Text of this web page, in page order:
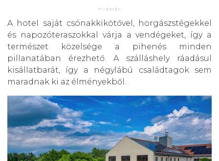
A hotel saját csónakkikötővel, horgászstégekkel
és napozóteraszokkal várja a vendégeket, így a
természet közelsége a pihenés minden
pillanatában érezhető. A szálláshely ráadásul
kisállatbarát, így a négylábú családtagok sem
maradnak ki az élményekből.